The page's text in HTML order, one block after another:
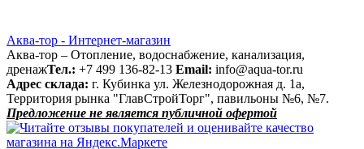
Аква-тор - Интернет-магазин
Аква-тор – Отопление, водоснабжение, канализация,
дренажТел.: +7 499 136-82-13 Email: info@aqua-tor.ru
Адрес склада: г. Кубинка ул. Железнодорожная д. 1а,
Территория рынка "ГлавСтройТорг", павильоны №6, №7.
Предложение не является публичной офертой